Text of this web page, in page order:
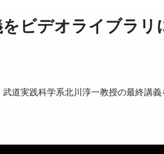
ビデオライブラリ
道実践科学系北川淳一教授の最終講義